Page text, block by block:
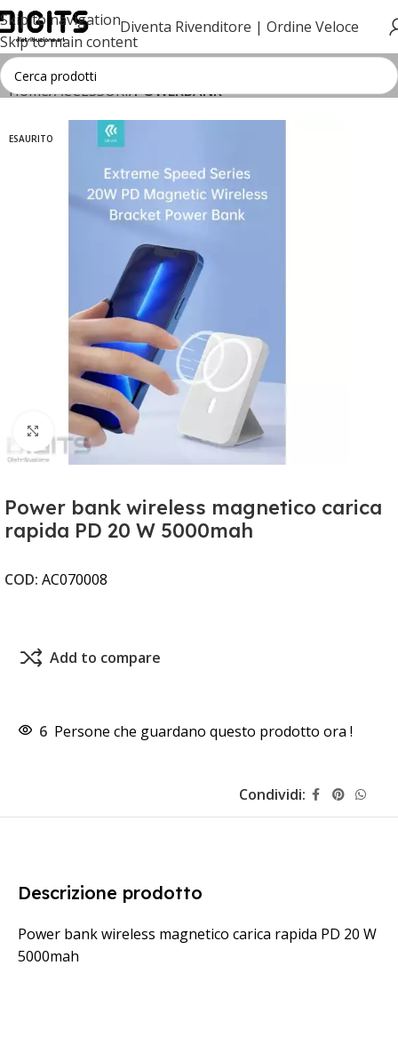
Skip to navigation
Skip to main content
Diventa Rivenditore | Ordine Veloce
Home ACCESSORI POWERBANK
ESAURITO
Clicca per ingrandire
Power bank wireless magnetico carica
rapida PD 20 W 5000mah
COD: AC070008
Add to compare
6 Persone che guardano questo prodotto ora !
Condividi:
Descrizione prodotto
Power bank wireless magnetico carica rapida PD 20 W
5000mah